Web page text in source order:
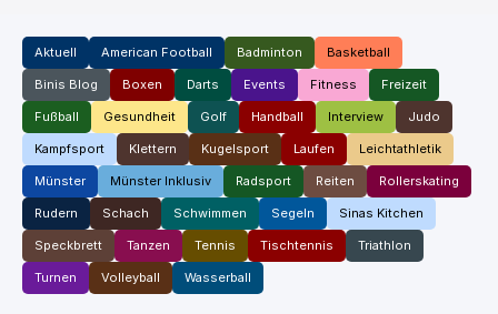
Aktuell American Football Badminton Basketball
Binis Blog Boxen Darts Events Fitness Freizeit
Fußball Gesundheit Golf Handball Interview Judo
Kampfsport Klettern Kugelsport Laufen Leichtathletik
Münster Münster Inklusiv Radsport Reiten Rollerskating
Rudern Schach Schwimmen Segeln Sinas Kitchen
Speckbrett Tanzen Tennis Tischtennis Triathlon
Turnen Volleyball Wasserball